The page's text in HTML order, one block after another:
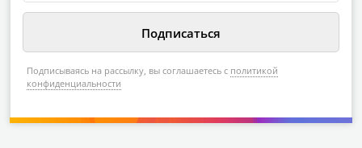
Подписываясь на рассылку, вы соглашаетесь с политикой
конфиденциальности